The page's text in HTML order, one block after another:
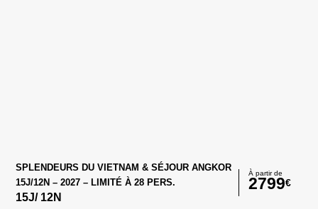
SPLENDEURS DU VIETNAM & SÉJOUR ANGKOR
15J/12N – 2027 – LIMITÉ À 28 PERS.
15J/ 12N
À partir de
2799€